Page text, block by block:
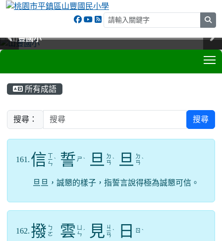
山豐國小
山豐國小
山豐國小
山豐國小
所有成語
搜尋： 搜尋
161. 信 ㄧ
ㄣ
ˋ 誓 ㄕ ˋ 旦 ㄉ
ㄢ ˋ 旦 ㄉ
ㄢ ˋ
旦旦，誠懇的樣子，指誓言說得極為誠懇可信。
162. 撥 ㄅ
ㄛ
雲 ㄣ ˊ 見 ㄐ
ㄧ
ㄢ
ˋ 日 ㄖ ˋ